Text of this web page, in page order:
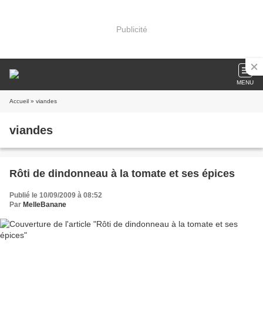
Publicité
MENU
Accueil » viandes
viandes
Rôti de dindonneau à la tomate et ses épices
Publié le 10/09/2009 à 08:52
Par MelleBanane